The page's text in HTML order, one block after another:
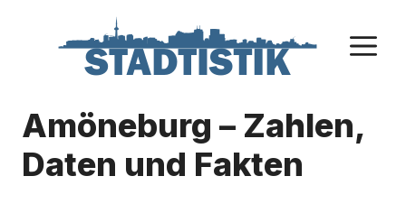
Amöneburg – Zahlen,
Daten und Fakten